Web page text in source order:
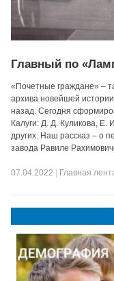
Главный по
«Почетные граждане» –
архива новейшей
назад. Сегодня
Калуги: Д. Д. Куликова,
других. Наш рассказ – о
завода Равиле
07.04.2022 Главная